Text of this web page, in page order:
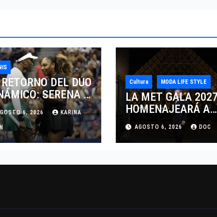
DEL DÚO
SERENA Y
WILLIAMS
LOS
EN
2026
6, 2026 KARINA
Cultura MODA LIFE STYLE
LA MET GALA
HOMENAJEARÁ A
JOHN GALLIANO
MARCANDO EL
REGRESO DEL REY
AGOSTO 6, 2026 DOC